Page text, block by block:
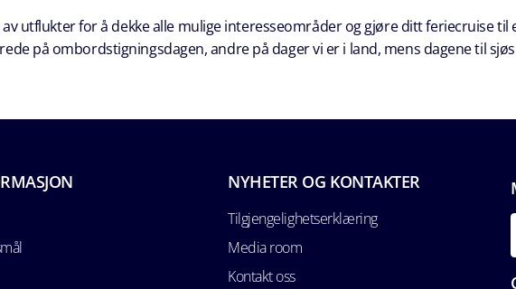
utflukter for å dekke alle mulige interesseområder og gjøre ditt feriecruise
på ombordstigningsdagen, andre på dager vi er i land, mens dagene til
NYHETER OG KONTAKTER
Tilgjengelighetserklæring
Media room
Kontakt oss